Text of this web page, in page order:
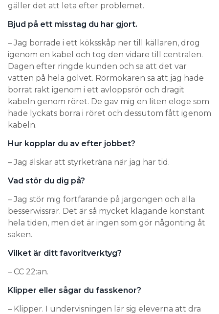
gäller det att leta efter problemet.
Bjud på ett misstag du har gjort.
– Jag borrade i ett köksskåp ner till källaren, drog
igenom en kabel och tog den vidare till centralen.
Dagen efter ringde kunden och sa att det var
vatten på hela golvet. Rörmokaren sa att jag hade
borrat rakt igenom i ett avloppsrör och dragit
kabeln genom röret. De gav mig en liten eloge som
hade lyckats borra i röret och dessutom fått igenom
kabeln.
Hur kopplar du av efter jobbet?
– Jag älskar att styrketräna när jag har tid.
Vad stör du dig på?
– Jag stör mig fortfarande på jargongen och alla
besserwissrar. Det är så mycket klagande konstant
hela tiden, men det är ingen som gör någonting åt
saken.
Vilket är ditt favoritverktyg?
– CC 22:an.
Klipper eller sågar du fasskenor?
– Klipper. I undervisningen lär sig eleverna att dra